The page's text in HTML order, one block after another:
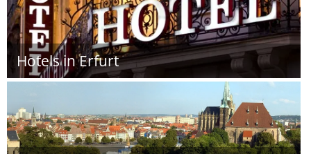
Hotels in Erfurt